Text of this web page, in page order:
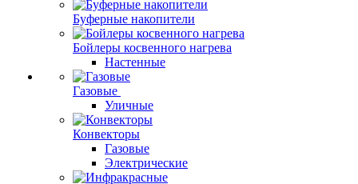
Буферные накопители
Бойлеры косвенного нагрева
Настенные
Газовые
Уличные
Конвекторы
Газовые
Электрические